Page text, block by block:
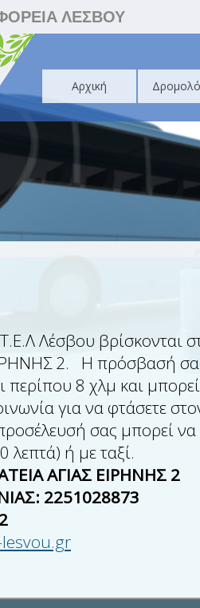
ΛΕΣΒΟΥ
Αρχική
Λέσβου βρίσκονται
2. Η πρόσβασή
περίπου 8 χλμ και
για να φτάσετε
σας μπορεί να
λεπτά) ή με ταξί.
ΑΓΙΑΣ ΕΙΡΗΝΗΣ 2
2251028873